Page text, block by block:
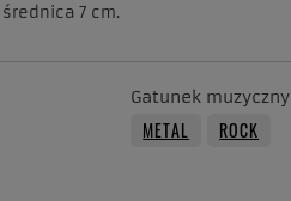
7 cm.
Gatunek muzyczny
METAL ROCK